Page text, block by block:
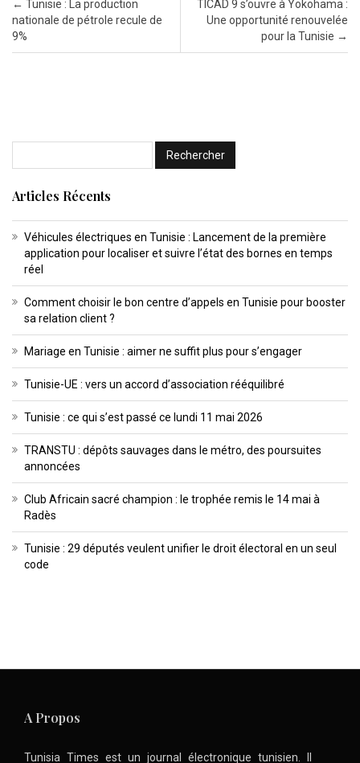
Post navigation
← Tunisie : La production
nationale de pétrole recule de
9%
TICAD 9 s’ouvre à Yokohama :
Une opportunité renouvelée
pour la Tunisie →
Articles Récents
Véhicules électriques en Tunisie : Lancement de la première
application pour localiser et suivre l’état des bornes en temps
réel
Comment choisir le bon centre d’appels en Tunisie pour booster
sa relation client ?
Mariage en Tunisie : aimer ne suffit plus pour s’engager
Tunisie-UE : vers un accord d’association rééquilibré
Tunisie : ce qui s’est passé ce lundi 11 mai 2026
TRANSTU : dépôts sauvages dans le métro, des poursuites
annoncées
Club Africain sacré champion : le trophée remis le 14 mai à
Radès
Tunisie : 29 députés veulent unifier le droit électoral en un seul
code
A Propos
Tunisia Times est un journal électronique tunisien. Il